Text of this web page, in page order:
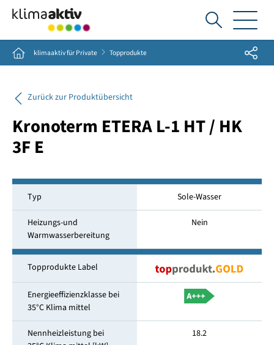
Ich
suche...
Home klimaaktiv für Private Topprodukte Share
Zurück zur Produktübersicht
Kronoterm ETERA L-1 HT / HK
3F E
Typ Sole-Wasser
Heizungs-und
Warmwasserbereitung
Nein
Topprodukte Label
Energieeffizienzklasse bei
35°C Klima mittel
Nennheizleistung bei
18.2